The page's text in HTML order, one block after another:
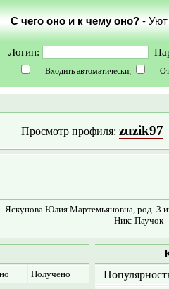
С чего оно и к чему оно?- Уют
Логин:
— Входить автоматически; —
Просмотр профиля: zuzik97
Яскунова Юлия Мартемьяновна, род. 3
Ник: Паучок
Получено